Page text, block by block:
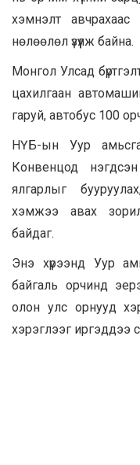
хэмнэлт
нөлөөлөл үзүүлж байна.
Монгол Улсад
цахилгаан
гаруй, автобус 100
НҮБ-ын Уур
Конвенцод
ялгарлыг
хэмжээ авах
байдаг.
Энэ хүрээнд Уур
байгаль орчинд
олон улс орнууд
хэрэглээг иргэддээ